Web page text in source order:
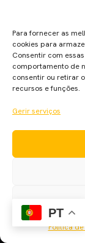
Para fornecer as
cookies para
Consentir com
comportamento de
consentir ou retirar
recursos e funções.
Gerir serviços
Política
Um dia consiste
Assim começa a
escrita e
tema muito
nossas escolhas
PT